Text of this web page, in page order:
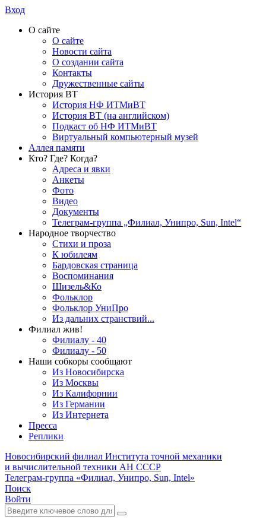
Вход
О сайте
О сайте
Новости сайта
О создании сайта
Контакты
Дружественные сайты
История ВТ
История НФ ИТМиВТ
История ВТ (на английском)
Подкаст об НФ ИТМиВТ
Виртуальный компьютерный музей
Аллея памяти
Кто? Где? Когда?
Адреса и явки
Анкеты
Фото
Видео
Документы
Телеграм-группа „Филиал, Унипро, Sun, Intel“
Народное творчество
Стихи и проза
К юбилеям
Бардовская страница
Воспоминания
Шизель&Ко
Фольклор
Фольклор УниПро
Из дальних странствий...
Филиал жив!
Филиалу - 40
Филиалу - 50
Наши собкоры сообщают
Из Новосибирска
Из Москвы
Из Калифорнии
Из Германии
Из Интернета
Пресса
Реплики
Новосибирский филиал Института точной механики
и вычислительной техники АН СССР
Телеграм-группа «Филиал, Унипро, Sun, Intel»
Поиск
Войти